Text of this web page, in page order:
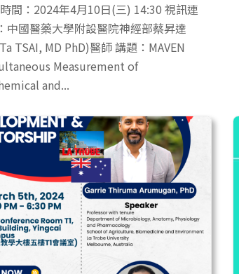
間：2024年4月10日(三) 14:30 視訊連
中國醫藥大學附設醫院神經部蔡昇達
TSAI, MD PhD)醫師 講題：MAVEN
Measurement of
and...